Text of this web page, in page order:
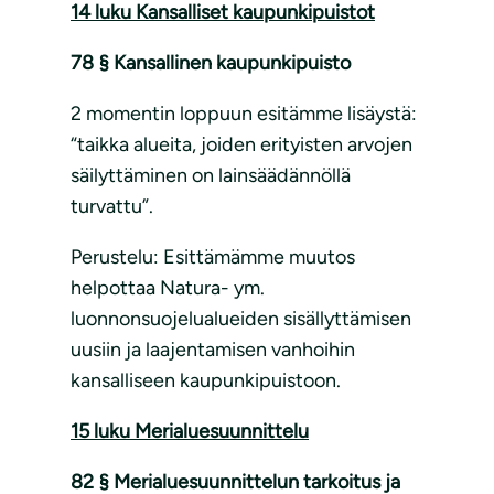
14 luku Kansalliset kaupunkipuistot
78 § Kansallinen kaupunkipuisto
2 momentin loppuun esitämme lisäystä:
“taikka alueita, joiden erityisten arvojen
säilyttäminen on lainsäädännöllä
turvattu”.
Perustelu: Esittämämme muutos
helpottaa Natura- ym.
luonnonsuojelualueiden sisällyttämisen
uusiin ja laajentamisen vanhoihin
kansalliseen kaupunkipuistoon.
15 luku Merialuesuunnittelu
82 § Merialuesuunnittelun tarkoitus ja